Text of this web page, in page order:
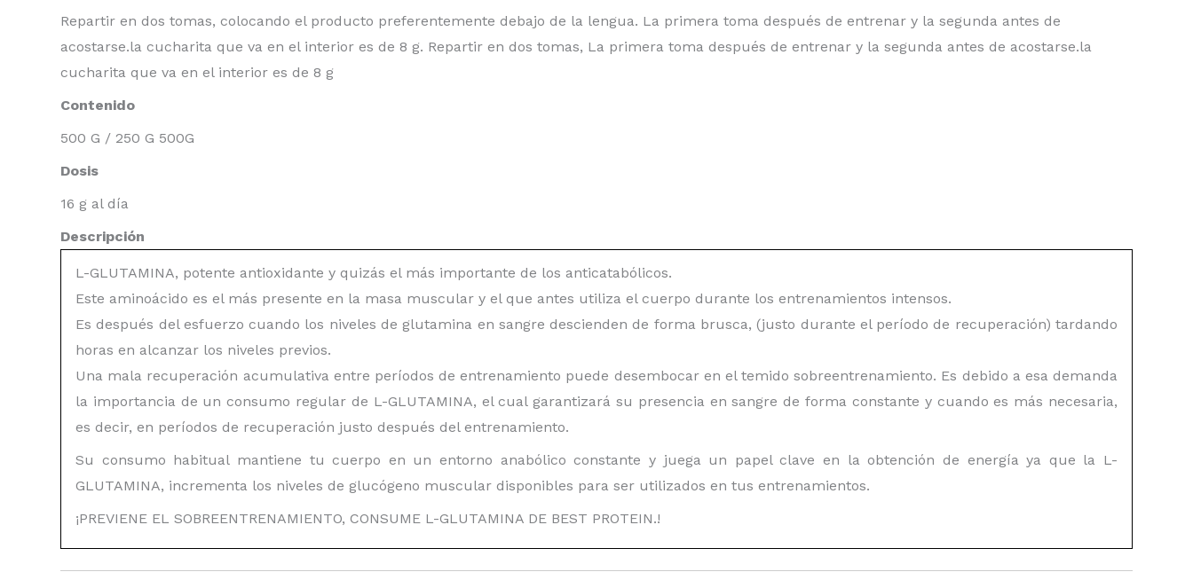
Repartir en dos tomas, colocando el producto preferentemente debajo de la lengua. La primera toma después de entrenar y la segunda antes de
acostarse.la cucharita que va en el interior es de 8 g. Repartir en dos tomas, La primera toma después de entrenar y la segunda antes de acostarse.la
cucharita que va en el interior es de 8 g
Contenido
500 G / 250 G 500G
Dosis
16 g al día
Descripción
L-GLUTAMINA, potente antioxidante y quizás el más importante de los anticatabólicos.
Este aminoácido es el más presente en la masa muscular y el que antes utiliza el cuerpo durante los entrenamientos intensos.
Es después del esfuerzo cuando los niveles de glutamina en sangre descienden de forma brusca, (justo durante el período de recuperación) tardando
horas en alcanzar los niveles previos.
Una mala recuperación acumulativa entre períodos de entrenamiento puede desembocar en el temido sobreentrenamiento. Es debido a esa demanda
la importancia de un consumo regular de L-GLUTAMINA, el cual garantizará su presencia en sangre de forma constante y cuando es más necesaria,
es decir, en períodos de recuperación justo después del entrenamiento.
Su consumo habitual mantiene tu cuerpo en un entorno anabólico constante y juega un papel clave en la obtención de energía ya que la L-
GLUTAMINA, incrementa los niveles de glucógeno muscular disponibles para ser utilizados en tus entrenamientos.
¡PREVIENE EL SOBREENTRENAMIENTO, CONSUME L-GLUTAMINA DE BEST PROTEIN.!